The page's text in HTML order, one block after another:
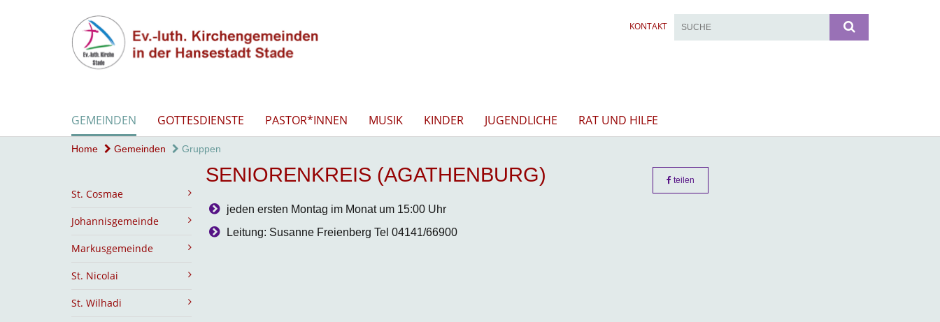
KONTAKT
GEMEINDEN GOTTESDIENSTE PASTOR*INNEN MUSIK KINDER JUGENDLICHE RAT UND HILFE
Home Gemeinden Gruppen
St. Cosmae
Johannisgemeinde
Markusgemeinde
St. Nicolai
St. Wilhadi
SENIORENKREIS (AGATHENBURG) teilen
jeden ersten Montag im Monat um 15:00 Uhr
Leitung: Susanne Freienberg Tel 04141/66900